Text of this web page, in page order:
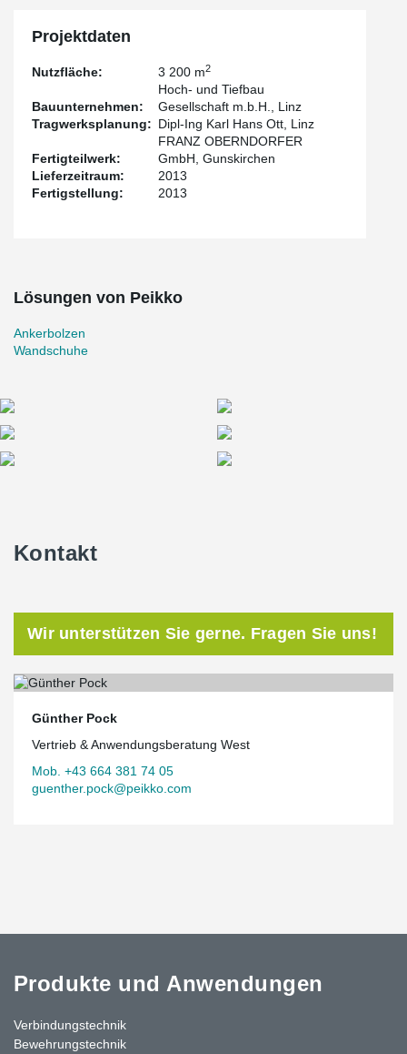
Projektdaten
Nutzfläche: 3 200 m2
Bauunternehmen:
Hoch- und Tiefbau
Gesellschaft m.b.H., Linz
Tragwerksplanung: Dipl-Ing Karl Hans Ott, Linz
Fertigteilwerk:
FRANZ OBERNDORFER
GmbH, Gunskirchen
Lieferzeitraum:
2013
Fertigstellung:
2013
Lösungen von Peikko
Ankerbolzen
Wandschuhe
Kontakt
Wir unterstützen Sie gerne. Fragen Sie uns!
Günther Pock
Vertrieb & Anwendungsberatung West
Mob. +43 664 381 74 05
guenther.pock@peikko.com
Produkte und Anwendungen
Verbindungstechnik
Bewehrungstechnik